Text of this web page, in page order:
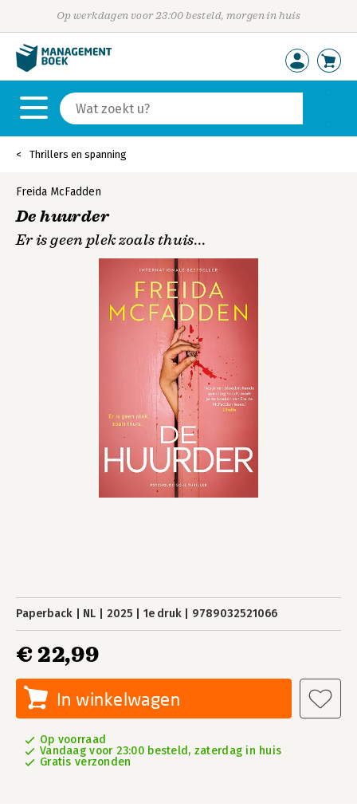
Op werkdagen voor 23:00 besteld, morgen in huis
Thrillers en spanning
Freida McFadden
De huurder
Er is geen plek zoals thuis...
Paperback NL 2025 1e druk 9789032521066
€ 22,99
In winkelwagen
Op voorraad
Vandaag voor 23:00 besteld, zaterdag in huis
Gratis verzonden